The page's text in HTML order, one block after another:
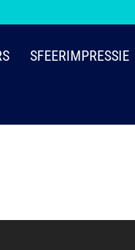
SFEERIMPRESSIE